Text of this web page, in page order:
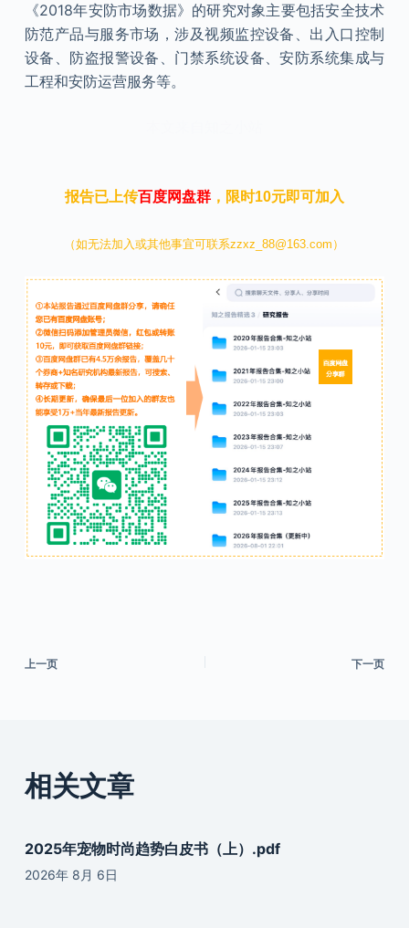
《2018年安防市场数据》的研究对象主要包括安全技术
防范产品与服务市场，涉及视频监控设备、出入口控制
设备、防盗报警设备、门禁系统设备、安防系统集成与
工程和安防运营服务等。
报告已上传百度网盘群，限时10元即可加入
（如无法加入或其他事宜可联系zzxz_88@163.com）
上一页 下一页
相关文章
2025年宠物时尚趋势白皮书（上）.pdf
2026年 8月 6日